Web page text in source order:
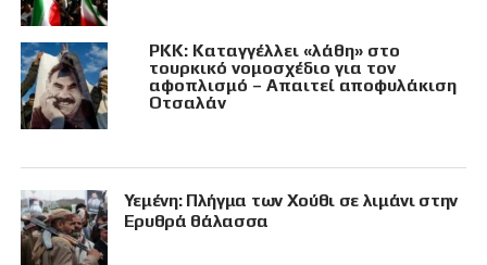
PKK: Καταγγέλλει «λάθη» στο
τουρκικό νομοσχέδιο για τον
αφοπλισμό – Απαιτεί αποφυλάκιση
Οτσαλάν
Υεμένη: Πλήγμα των Χούθι σε λιμάνι στην
Ερυθρά θάλασσα